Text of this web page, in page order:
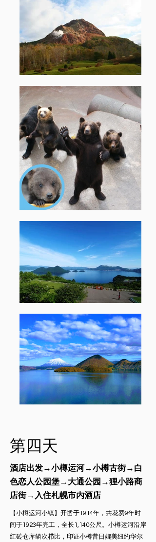
​第四天
酒店出发→小樽运河→小樽古街→白
色恋人公园堡→大通公园→狸小路商
店街→入住札幌市内酒店
【小樽运河小镇】开凿于1914年，共花费9年时
间于1923年完工，全长1,140公尺。小樽运河沿岸
红砖仓库鳞次栉比，印证小樽昔日媲美纽约华尔